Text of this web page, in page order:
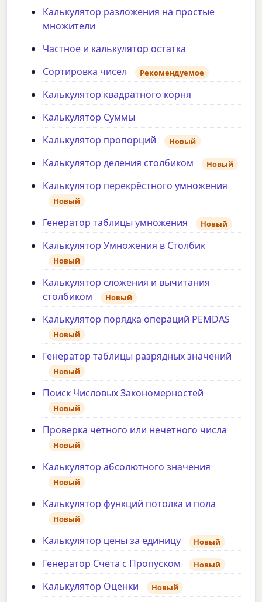
Калькулятор разложения на простые
множители
Частное и калькулятор остатка
Сортировка чисел
Рекомендуемое
Калькулятор квадратного корня
Калькулятор Суммы
Калькулятор пропорций
Новый
Калькулятор деления столбиком Новый
Калькулятор перекрёстного умножения
Новый
Генератор таблицы умножения Новый
Калькулятор Умножения в Столбик
Новый
Калькулятор сложения и вычитания
столбиком
Новый
Калькулятор порядка операций PEMDAS
Новый
Генератор таблицы разрядных значений
Новый
Поиск Числовых Закономерностей
Новый
Проверка четного или нечетного числа
Новый
Калькулятор абсолютного значения
Новый
Калькулятор функций потолка и пола
Новый
Калькулятор цены за единицу Новый
Генератор Счёта с Пропуском Новый
Калькулятор Оценки Новый